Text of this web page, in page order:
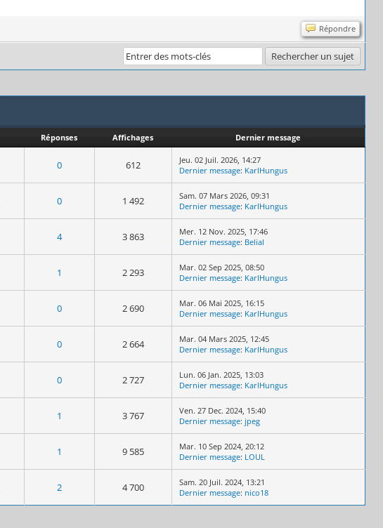
Répondre
Réponses Affichages Dernier message
0 612
Jeu. 02 Juil. 2026, 14:27
Dernier message: KarlHungus
0 1 492
Sam. 07 Mars 2026, 09:31
Dernier message: KarlHungus
4 3 863
Mer. 12 Nov. 2025, 17:46
Dernier message: Belial
1 2 293
Mar. 02 Sep 2025, 08:50
Dernier message: KarlHungus
0 2 690
Mar. 06 Mai 2025, 16:15
Dernier message: KarlHungus
0 2 664
Mar. 04 Mars 2025, 12:45
Dernier message: KarlHungus
0 2 727
Lun. 06 Jan. 2025, 13:03
Dernier message: KarlHungus
1 3 767
Ven. 27 Dec. 2024, 15:40
Dernier message: jpeg
1 9 585
Mar. 10 Sep 2024, 20:12
Dernier message: LOUL
2 4 700
Sam. 20 Juil. 2024, 13:21
Dernier message: nico18